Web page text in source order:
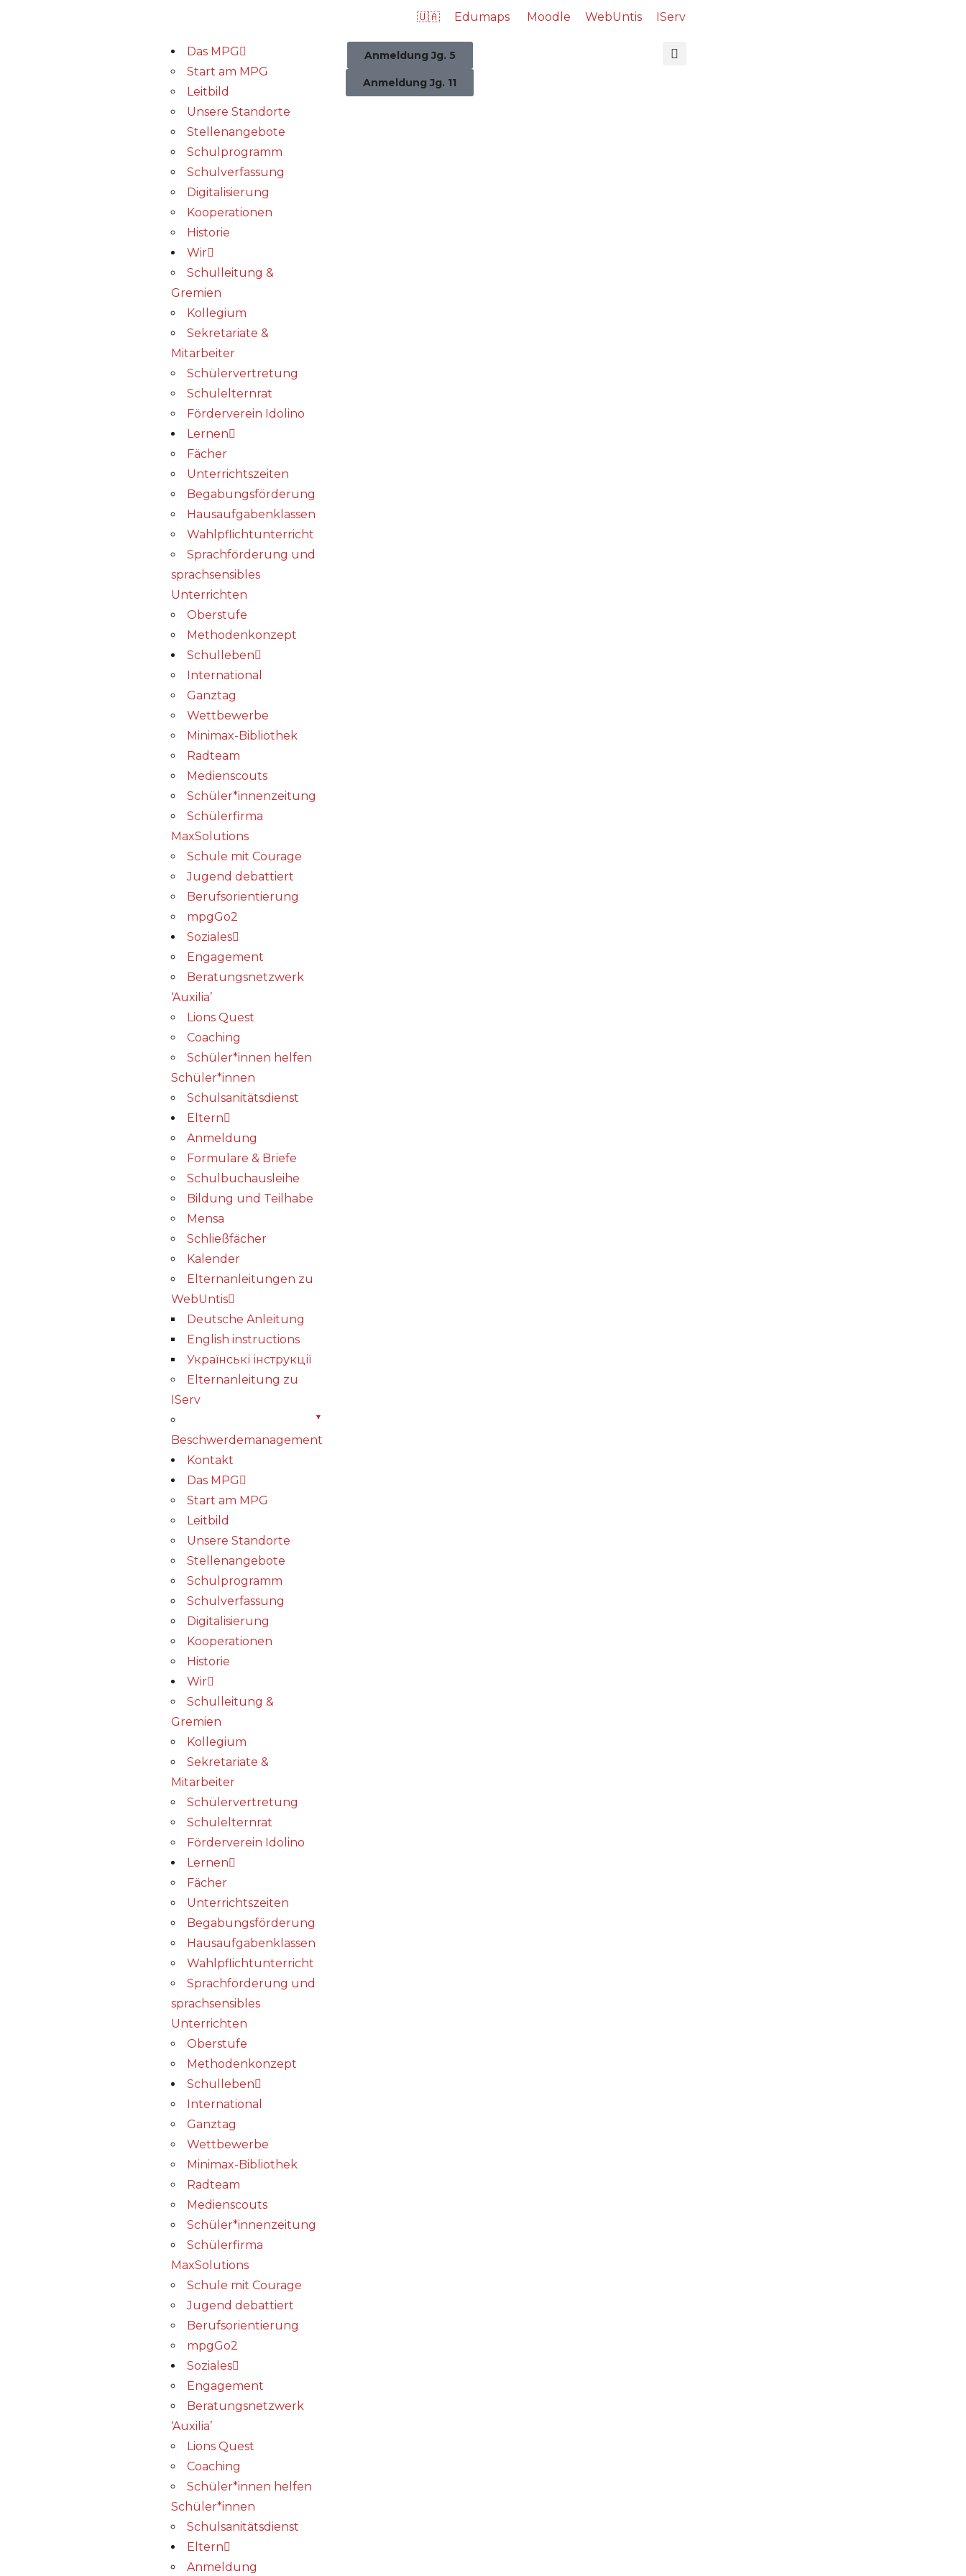
🇺🇦 Edumaps Moodle WebUntis IServ
Das MPG
Start am MPG
Leitbild
Unsere Standorte
Stellenangebote
Schulprogramm
Schulverfassung
Digitalisierung
Kooperationen
Historie
Wir
Schulleitung &
Gremien
Kollegium
Sekretariate &
Mitarbeiter
Schülervertretung
Schulelternrat
Förderverein Idolino
Lernen
Fächer
Unterrichtszeiten
Begabungs­förderung
Hausaufgabenklassen
Wahlpflichtunterricht
Sprachförderung und
sprachsensibles
Unterrichten
Oberstufe
Methodenkonzept
Schulleben
International
Ganztag
Wettbewerbe
Minimax-Bibliothek​
Radteam
Medienscouts
Schüler*innenzeitung
Schülerfirma
MaxSolutions
Schule mit Courage
Jugend debattiert
Berufsorientierung
mpgGo2
Soziales
Engagement
Beratungsnetzwerk
‘Auxilia’
Lions Quest
Coaching
Schüler*innen helfen
Schüler*innen
Schulsanitätsdienst
Eltern
Anmeldung
Formulare & Briefe
Schulbuchausleihe
Bildung und Teilhabe
Mensa
Schließfächer
Kalender
Elternanleitungen zu
WebUntis
Deutsche Anleitung
English instructions
Українські інструкції
Elternanleitung zu
IServ
Beschwerdemanagement
Kontakt
Das MPG
Start am MPG
Leitbild
Unsere Standorte
Stellenangebote
Schulprogramm
Schulverfassung
Digitalisierung
Kooperationen
Historie
Wir
Schulleitung &
Gremien
Kollegium
Sekretariate &
Mitarbeiter
Schülervertretung
Schulelternrat
Förderverein Idolino
Lernen
Fächer
Unterrichtszeiten
Begabungs­förderung
Hausaufgabenklassen
Wahlpflichtunterricht
Sprachförderung und
sprachsensibles
Unterrichten
Oberstufe
Methodenkonzept
Schulleben
International
Ganztag
Wettbewerbe
Minimax-Bibliothek​
Radteam
Medienscouts
Schüler*innenzeitung
Schülerfirma
MaxSolutions
Schule mit Courage
Jugend debattiert
Berufsorientierung
mpgGo2
Soziales
Engagement
Beratungsnetzwerk
‘Auxilia’
Lions Quest
Coaching
Schüler*innen helfen
Schüler*innen
Schulsanitätsdienst
Eltern
Anmeldung
Anmeldung Jg. 5
Anmeldung Jg. 11